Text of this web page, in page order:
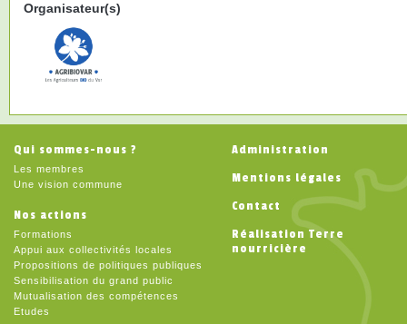
Organisateur(s)
Qui sommes-nous ?
Les membres
Une vision commune
Nos actions
Formations
Appui aux collectivités locales
Propositions de politiques publiques
Sensibilisation du grand public
Mutualisation des compétences
Etudes
Administration
Mentions légales
Contact
Réalisation Terre
nourricière